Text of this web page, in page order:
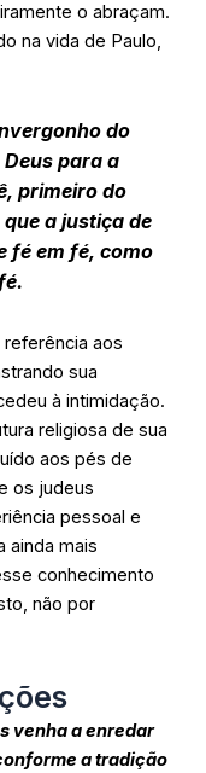
o abraçam.
na vida de Paulo,
do
para a
primeiro do
a justiça de
fé em fé, como
aos
sua
à intimidação.
religiosa de sua
aos pés de
os judeus
pessoal e
ainda mais
conhecimento
não por
venha a enredar
a tradição